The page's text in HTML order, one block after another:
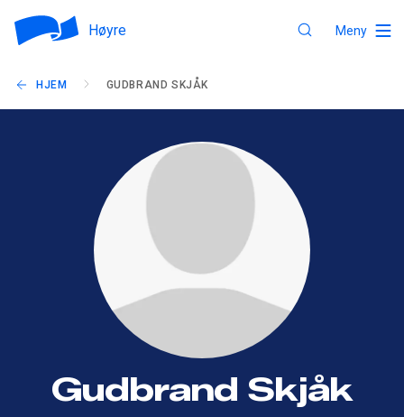
Høyre Meny
HJEM GUDBRAND SKJÅK
Gudbrand Skjåk